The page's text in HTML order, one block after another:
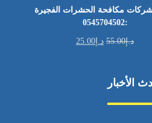
مكافحة الحشرات الفجيرة
:0545704502
د.إ55.00 د.إ 25.00
الأخبار